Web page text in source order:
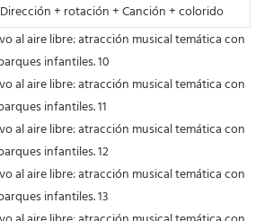
Dirección + rotación + Canción + colorido